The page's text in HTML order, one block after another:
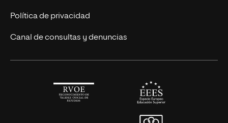
Alianza Newman
Actualidad
Solicita información
Política de privacidad
Canal de consultas y denuncias